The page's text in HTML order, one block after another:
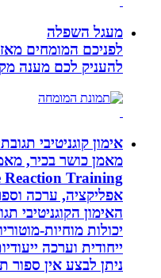
מעגל השפלה
לפניכם המומחים מאזור
להעניק לכם מענה מקצועי
אימון קוגניטיבי תגובתי
מאמן כושר בכיר, מאמן
אפליקציה, ערכה וספר
האימון הקוגניטיבי
יכולות מוחיות-
ניתן לבצע אין ספור